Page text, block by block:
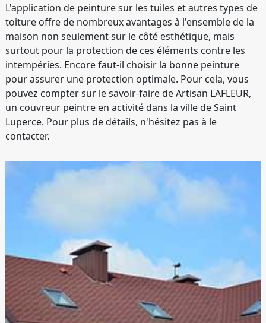
L'application de peinture sur les tuiles et autres types de
toiture offre de nombreux avantages à l'ensemble de la
maison non seulement sur le côté esthétique, mais
surtout pour la protection de ces éléments contre les
intempéries. Encore faut-il choisir la bonne peinture
pour assurer une protection optimale. Pour cela, vous
pouvez compter sur le savoir-faire de Artisan LAFLEUR,
un couvreur peintre en activité dans la ville de Saint
Luperce. Pour plus de détails, n'hésitez pas à le
contacter.